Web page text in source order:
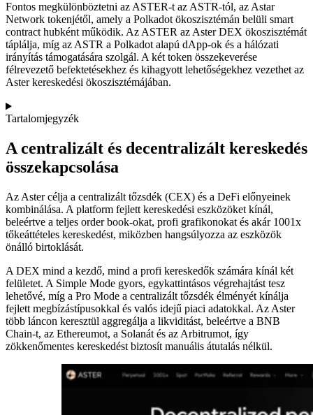
Fontos megkülönböztetni az ASTER-t az ASTR-tól, az Astar
Network tokenjétől, amely a Polkadot ökoszisztémán belüli smart
contract hubként működik. Az ASTER az Aster DEX ökoszisztémát
táplálja, míg az ASTR a Polkadot alapú dApp-ok és a hálózati
irányítás támogatására szolgál. A két token összekeverése
félrevezető befektetésekhez és kihagyott lehetőségekhez vezethet az
Aster kereskedési ökoszisztémájában.
Tartalomjegyzék
A centralizált és decentralizált kereskedés
összekapcsolása
Az Aster célja a centralizált tőzsdék (CEX) és a DeFi előnyeinek
kombinálása. A platform fejlett kereskedési eszközöket kínál,
beleértve a teljes order book-okat, profi grafikonokat és akár 1001x
tőkeáttételes kereskedést, miközben hangsúlyozza az eszközök
önálló birtoklását.
A DEX mind a kezdő, mind a profi kereskedők számára kínál két
felületet. A Simple Mode gyors, egykattintásos végrehajtást tesz
lehetővé, míg a Pro Mode a centralizált tőzsdék élményét kínálja
fejlett megbízástípusokkal és valós idejű piaci adatokkal. Az Aster
több láncon keresztül aggregálja a likviditást, beleértve a BNB
Chain-t, az Ethereumot, a Solanát és az Arbitrumot, így
zökkenőmentes kereskedést biztosít manuális átutalás nélkül.